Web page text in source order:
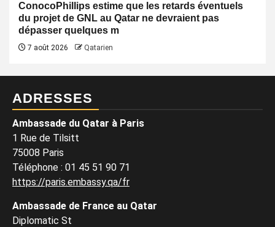
ConocoPhillips estime que les retards éventuels
du projet de GNL au Qatar ne devraient pas
dépasser quelques m
7 août 2026 Qatarien
ADRESSES
Ambassade du Qatar à Paris
1 Rue de Tilsitt
75008 Paris
Téléphone : 01 45 51 90 71
https://paris.embassy.qa/fr
Ambassade de France au Qatar
Diplomatic St